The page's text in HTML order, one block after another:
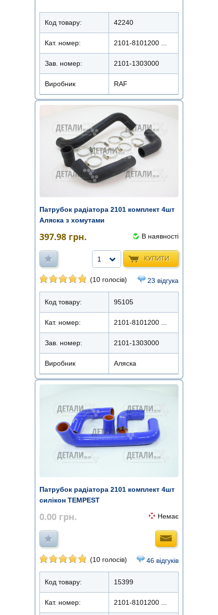
Код товару: 42240
Кат. номер: 2101-8101200 ...
Зав. номер: 2101-1303000
Виробник RAF
Патрубок радіатора 2101 комплект 4шт
Аляска з хомутами
397.98 грн. В наявності
КУПИТИ
1
(10 голосів) 23 відгука
Код товару: 95105
Кат. номер: 2101-8101200 ...
Зав. номер: 2101-1303000
Виробник Аляска
Патрубок радіатора 2101 комплект 4шт
силікон TEMPEST
0.00 грн. Немає
(10 голосів) 46 відгуків
Код товару: 15399
Кат. номер: 2101-8101200 ...